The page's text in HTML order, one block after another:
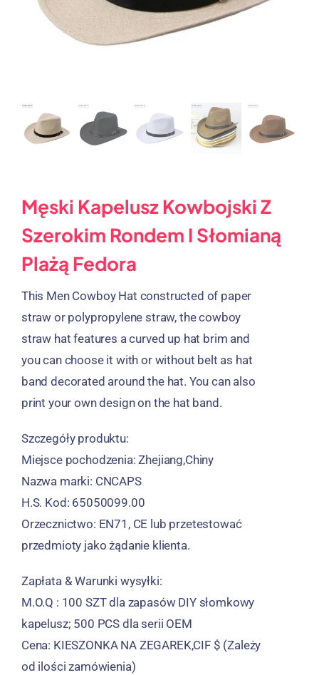
Męski Kapelusz Kowbojski Z
Szerokim Rondem I Słomianą
Plażą Fedora
This Men Cowboy Hat constructed of paper
straw or polypropylene straw, the cowboy
straw hat features a curved up hat brim and
you can choose it with or without belt as hat
band decorated around the hat. You can also
print your own design on the hat band.
Szczegóły produktu:
Miejsce pochodzenia: Zhejiang,Chiny
Nazwa marki: CNCAPS
H.S. Kod: 65050099.00
Orzecznictwo: EN71, CE lub przetestować
przedmioty jako żądanie klienta.
Zapłata & Warunki wysyłki:
M.O.Q : 100 SZT dla zapasów DIY słomkowy
kapelusz; 500 PCS dla serii OEM
Cena: KIESZONKA NA ZEGAREK,CIF $ (Zależy
od ilości zamówienia)